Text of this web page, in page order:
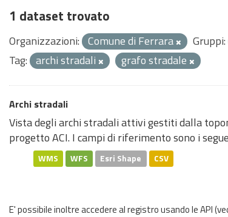
1 dataset trovato
Organizzazioni: Comune di Ferrara Gruppi:
Tag: archi stradali grafo stradale
Archi stradali
Vista degli archi stradali attivi gestiti dalla
progetto ACI. I campi di riferimento sono i
WMS WFS Esri Shape CSV
E' possibile inoltre accedere al registro usando leAPI